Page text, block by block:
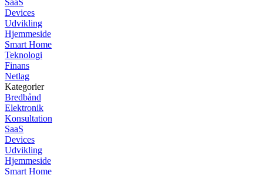
SaaS
Devices
Udvikling
Hjemmeside
Smart Home
Teknologi
Finans
Netlag
Kategorier
Bredbånd
Elektronik
Konsultation
SaaS
Devices
Udvikling
Hjemmeside
Smart Home